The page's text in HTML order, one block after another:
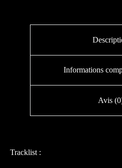
Informations
Avis
Tracklist :